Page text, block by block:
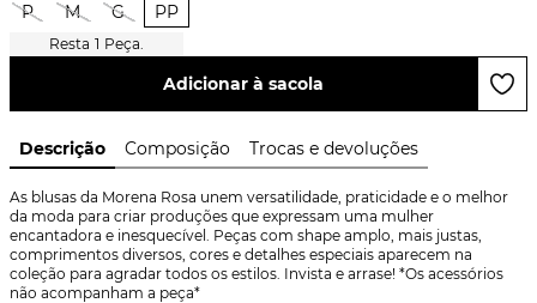
P M G PP
1 Peça.
Adicionar à sacola
Descrição Composição Trocas e devoluções
As blusas da Morena Rosa unem versatilidade, praticidade e o melhor
da moda para criar produções que expressam uma mulher
encantadora e inesquecível. Peças com shape amplo, mais justas,
comprimentos diversos, cores e detalhes especiais aparecem na
coleção para agradar todos os estilos. Invista e arrase! *Os acessórios
não acompanham a peça*